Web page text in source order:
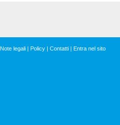
Note legali | Policy | Contatti | Entra nel sito